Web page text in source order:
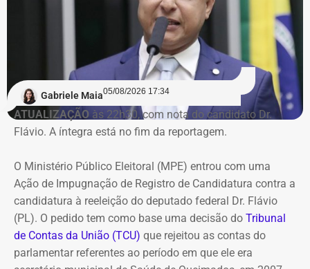
caixa suficiente para sustentar as atividades ou quitar
Na avaliação do Executivo estadual, a recuperação
judicial deixou de cumprir sua função de permitir a
recuperação da empresa.
Refit não teria honrado os
pagamentos
O governo também sustenta que os responsáveis pela
Refit descumpriram o parcelamento especial firmado
para quitar débitos tributários. Conforme a PGE, as
parcelas deixaram de ser pagas por mais de 90 dias,
situação que, segundo a legislação, autoriza o
Gabriele Maia05/08/2026 17:34
ATUALIZAÇÃO às 22h30, com nota do candidato Dr.
Flávio. A íntegra está no fim da reportagem.
O Ministério Público Eleitoral (MPE) entrou com uma
Ação de Impugnação de Registro de Candidatura contra a
candidatura à reeleição do deputado federal Dr. Flávio
(PL). O pedido tem como base uma decisão do Tribunal
de Contas da União (TCU) que rejeitou as contas do
parlamentar referentes ao período em que ele era